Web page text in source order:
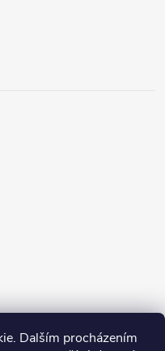
Dalším procházením